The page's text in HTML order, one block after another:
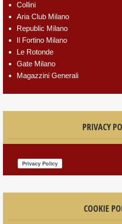
Collini
Aria Club Milano
Republic Milano
Il Fortino Milano
Le Rotonde
Gate Milano
Magazzini Generali
PRIVACY
COOKIE